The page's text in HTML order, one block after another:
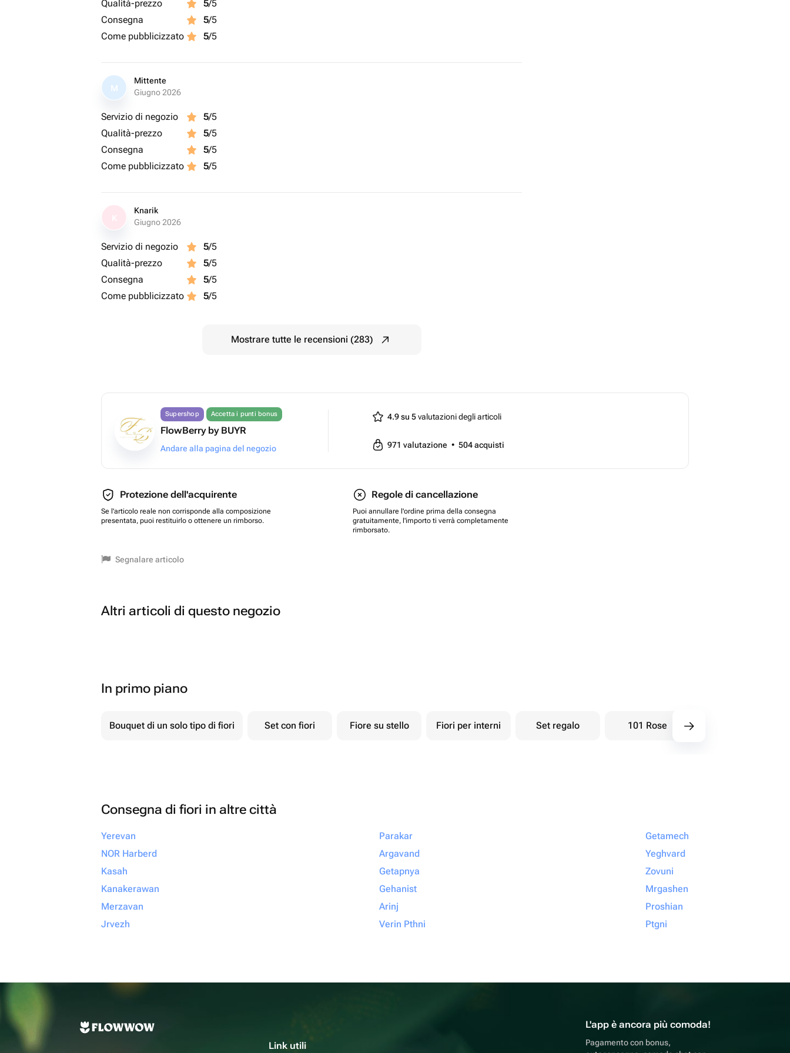
Qualità-prezzo
5/5
Consegna
5/5
Come pubblicizzato
5/5
M
Mittente
Giugno 2026
Servizio di negozio 5/5
Qualità-prezzo
5/5
Consegna
5/5
Come pubblicizzato
5/5
Knarik
Giugno 2026
Servizio di negozio 5/5
Qualità-prezzo
5/5
Consegna
5/5
Come pubblicizzato
5/5
Mostrare tutte le recensioni (283)
Supershop Accetta i punti bonus
FlowBerry by BUYR
Andare alla pagina del negozio
4.9 su 5valutazioni degli articoli
971 valutazione • 504acquisti
Protezione dell'acquirente
Se l'articolo reale non corrisponde alla composizione
presentata, puoi restituirlo o ottenere un rimborso.
Regole di cancellazione
Puoi annullare l'ordine prima della consegna
gratuitamente, l'importo ti verrà completamente
rimborsato.
Segnalare articolo
Altri articoli di questo negozio
In primo piano
Bouquet di un solo tipo di fiori Set con fiori Fiore su stello Fiori per interni Set regalo 101 Rose
Consegna di fiori in altre città
Yerevan
NOR Harberd
Kasah
Kanakerawan
Merzavan
Jrvezh
Parakar
Argavand
Getapnya
Gehanist
Arinj
Verin Pthni
Getamech
Yeghvard
Zovuni
Mrgashen
Proshian
Ptgni
Link utili
L'app è ancora più comoda!
Pagamento con bonus,